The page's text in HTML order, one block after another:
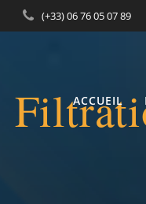
(+33) 06 76 05 07 89
ACCUEIL